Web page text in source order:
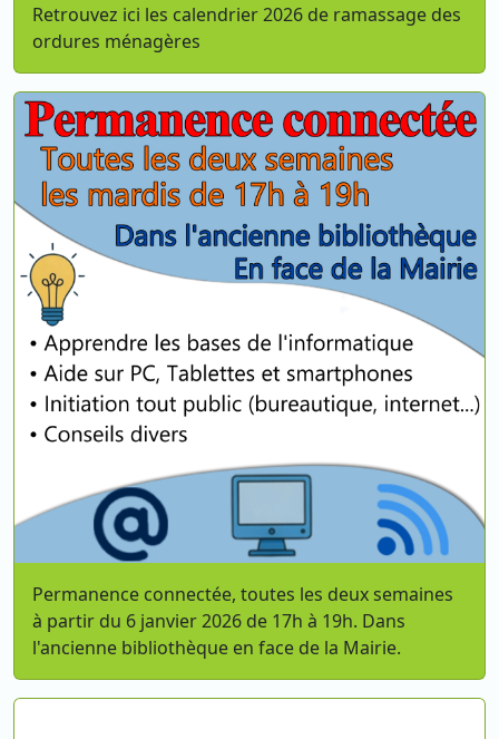
Retrouvez ici les calendrier 2026 de ramassage des
ordures ménagères
Permanence connectée, toutes les deux semaines
à partir du 6 janvier 2026 de 17h à 19h. Dans
l'ancienne bibliothèque en face de la Mairie.